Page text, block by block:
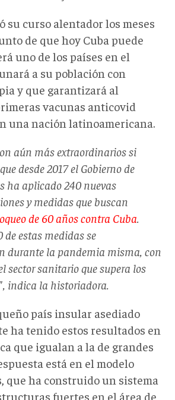
su curso alentador los meses
de que hoy Cuba puede
uno de los países en el
a su población con
y que garantizará al
vacunas anticovid
una nación latinoamericana.
aún más extraordinarios si
desde 2017 el Gobierno de
ha aplicado 240 nuevas
y medidas que buscan
de 60 años contra Cuba
de estas medidas se
durante la pandemia misma, con
sector sanitario que supera los
indica la historiadora.
país insular asediado
ha tenido estos resultados en
que igualan a la de grandes
está en el modelo
que ha construido un sistema
fuertes en el área de